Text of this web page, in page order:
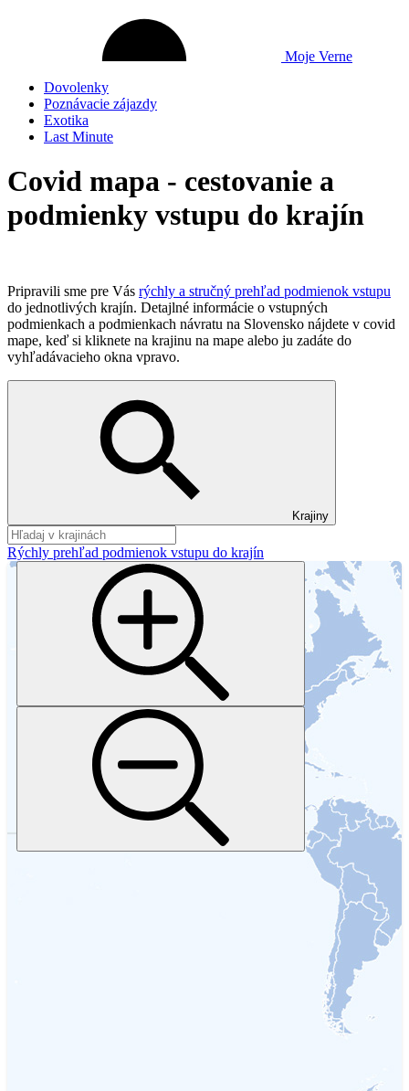
Moje Verne
Dovolenky
Poznávacie zájazdy
Exotika
Last Minute
Covid mapa - cestovanie a
podmienky vstupu do krajín
Pripravili sme pre Vás rýchly a stručný prehľad podmienok vstupu
do jednotlivých krajín. Detajlné informácie o vstupných
podmienkach a podmienkach návratu na Slovensko nájdete v covid
mape, keď si kliknete na krajinu na mape alebo ju zadáte do
vyhľadávacieho okna vpravo.
Krajiny
Rýchly prehľad podmienok vstupu do krajín